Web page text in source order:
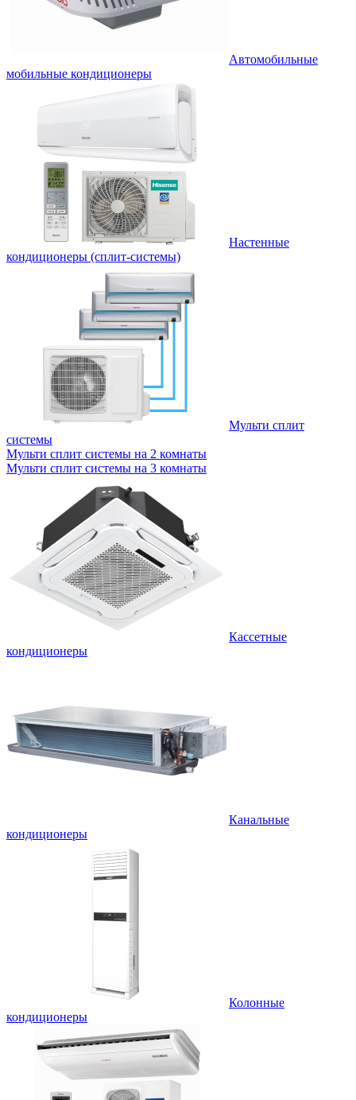
Автомобильные
мобильные кондиционеры
Настенные
кондиционеры (сплит-системы)
Мульти сплит
системы
Мульти сплит системы на 2 комнаты
Мульти сплит системы на 3 комнаты
Кассетные
кондиционеры
Канальные
кондиционеры
Колонные
кондиционеры